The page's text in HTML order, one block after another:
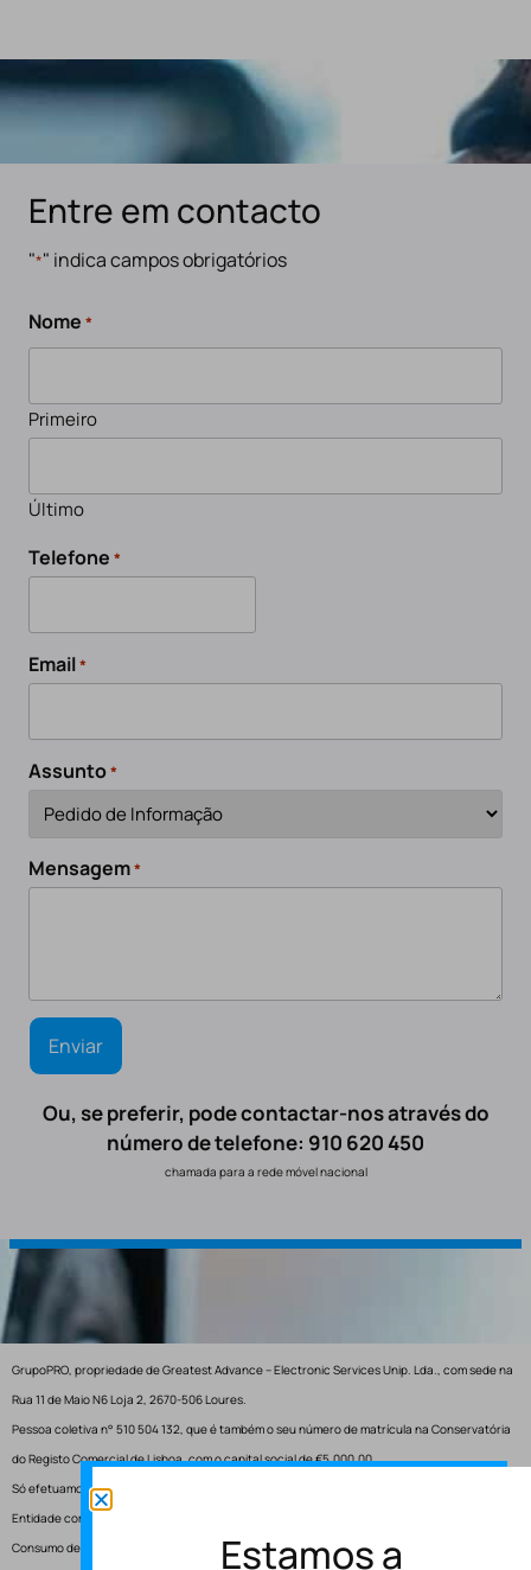
Entre em contacto
"*" indica campos obrigatórios
Nome *
Primeiro
Último
Telefone *
Email*
Assunto*
Mensagem*
Ou, se preferir, pode contactar-nos através do
número de telefone: 910 620 450
chamada para a rede móvel nacional
GrupoPRO, propriedade de Greatest Advance – Electronic Services Unip. Lda., com sede na
Rua 11 de Maio N6 Loja 2, 2670-506 Loures.
Pessoa coletiva n° 510 504 132, que é também o seu número de matrícula na Conservatória
do Registo Comercial de Lisboa, com o capital social de €5.000,00.
Só efetuamos entregas em Portugal.
Entidade competente para resolução de conflitos – Centro de Arbitragem de Conflitos de
Consumo de Lisboa.
Estamos a